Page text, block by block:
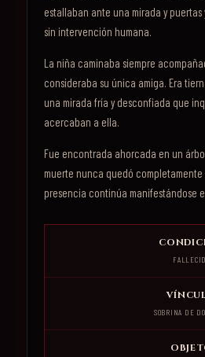
estallaban ante una mirada y
sin intervención humana.
La niña caminaba siempre
consideraba su única amiga. Era
una mirada fría y desconfiada que
acercaban a ella.
Fue encontrada ahorcada en un
muerte nunca quedó
presencia continúa manifestándose
SOBRINA DE